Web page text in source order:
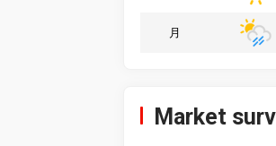
月
Market